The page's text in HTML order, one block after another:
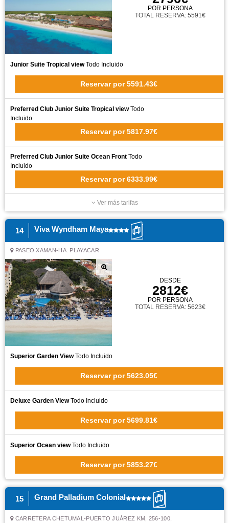
POR PERSONA
TOTAL RESERVA: 5591€
Junior Suite Tropical viewTodo Incluido
Reservar por 5591.43€
Preferred Club Junior Suite Tropical viewTodo
Incluido
Reservar por 5817.97€
Preferred Club Junior Suite Ocean Front Todo
Incluido
Reservar por 6333.99€
Ver más tarifas
14 Viva Wyndham Maya
PASEO XAMAN-HA. PLAYACAR
DESDE
2812€
POR PERSONA
TOTAL RESERVA: 5623€
Superior Garden ViewTodo Incluido
Reservar por 5623.05€
Deluxe Garden ViewTodo Incluido
Reservar por 5699.81€
Superior Ocean viewTodo Incluido
Reservar por 5853.27€
15 Grand Palladium Colonial
CARRETERA CHETUMAL-PUERTO JUÁREZ KM, 256-100,